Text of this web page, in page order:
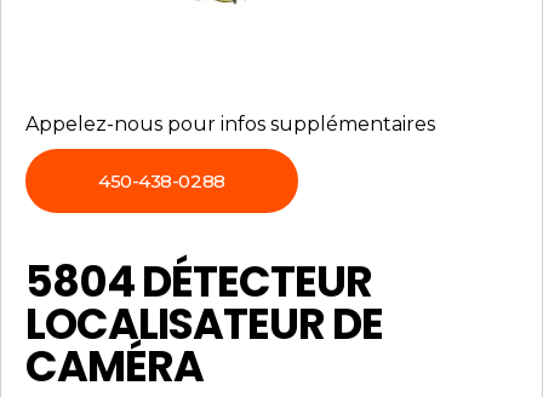
Appelez-nous pour infos supplémentaires
450-438-0288
5804 DÉTECTEUR
LOCALISATEUR DE
CAMÉRA